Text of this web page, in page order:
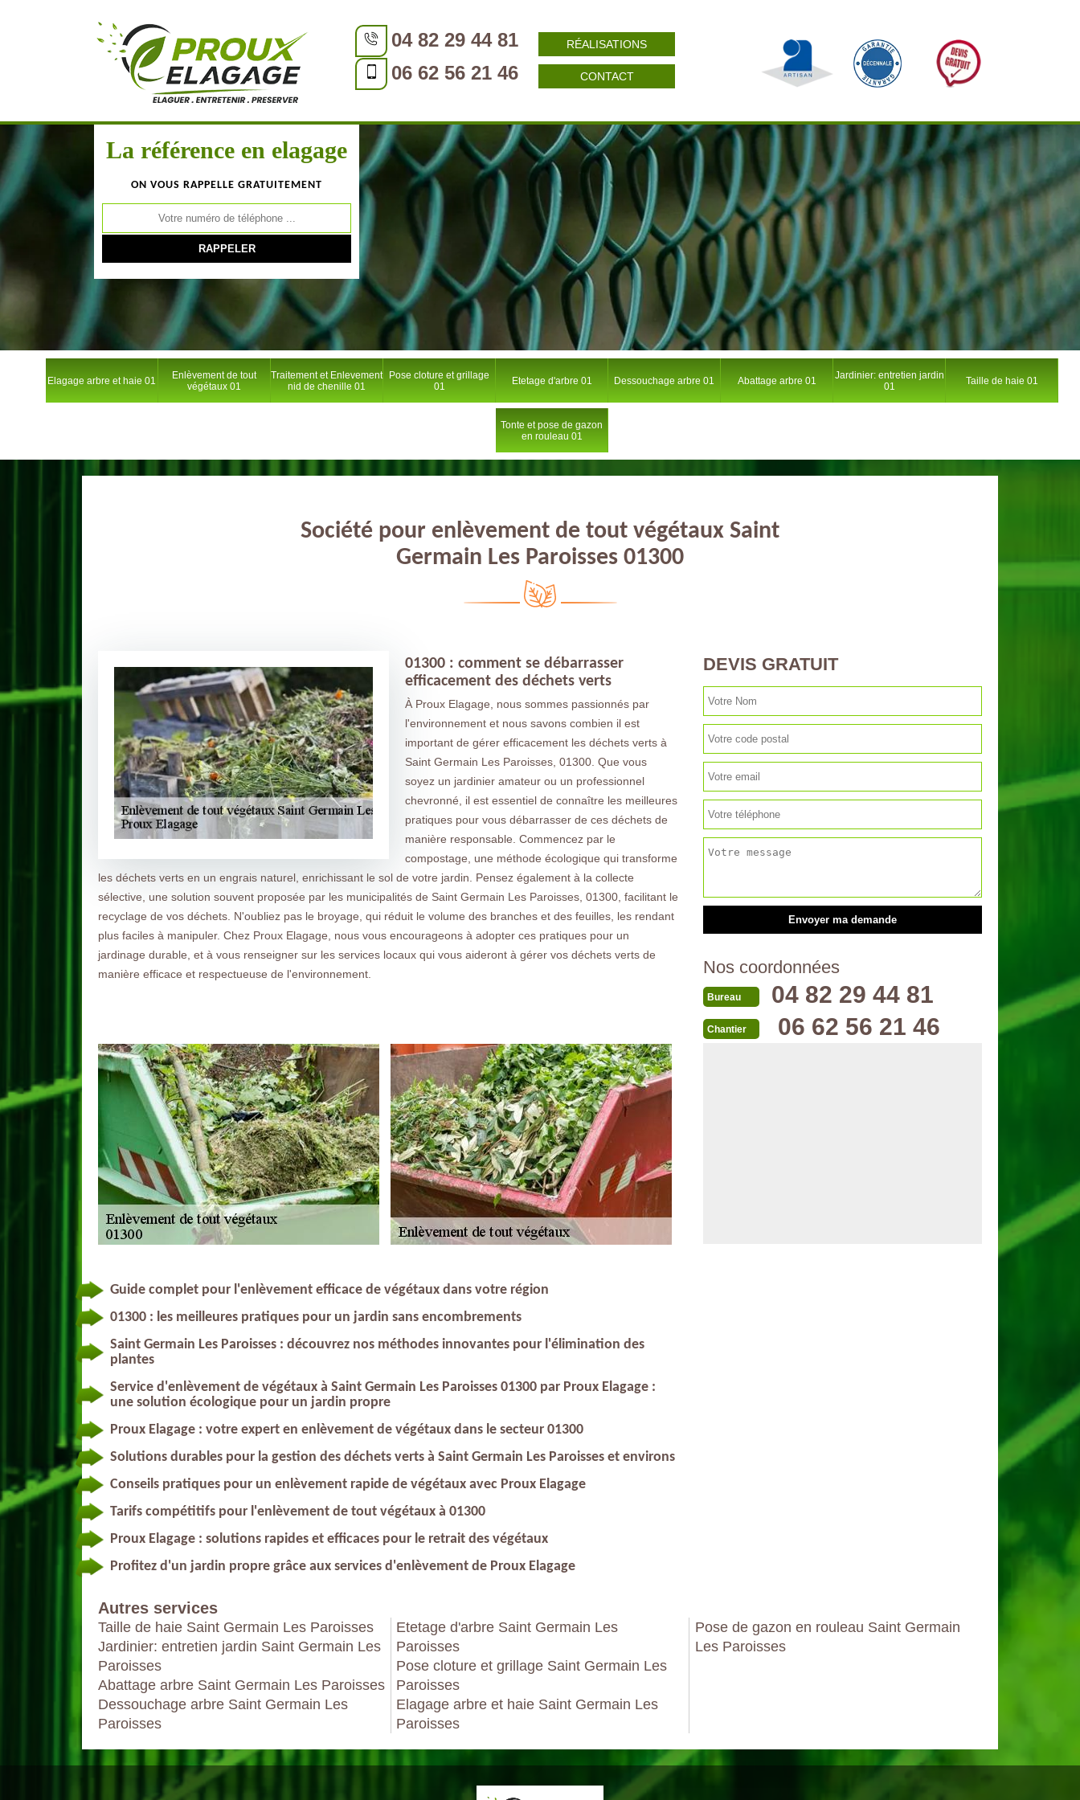
04 82 29 44 81
06 62 56 21 46
RÉALISATIONS
CONTACT
La référence en elagage
ON VOUS RAPPELLE GRATUITEMENT
Elagage arbre et haie 01
Enlèvement de tout
végétaux 01
Traitement et Enlevement
nid de chenille 01
Pose cloture et grillage
01
Etetage d'arbre 01 Dessouchage arbre 01 Abattage arbre 01
Jardinier: entretien jardin
01
Taille de haie 01
Tonte et pose de gazon
en rouleau 01
Société pour enlèvement de tout végétaux Saint
Germain Les Paroisses 01300
01300 : comment se débarrasser
efficacement des déchets verts
À Proux Elagage, nous sommes passionnés par
l'environnement et nous savons combien il est
important de gérer efficacement les déchets verts à
Saint Germain Les Paroisses, 01300. Que vous
soyez un jardinier amateur ou un professionnel
chevronné, il est essentiel de connaître les meilleures
pratiques pour vous débarrasser de ces déchets de
manière responsable. Commencez par le
compostage, une méthode écologique qui transforme
les déchets verts en un engrais naturel, enrichissant le sol de votre jardin. Pensez également à la collecte
sélective, une solution souvent proposée par les municipalités de Saint Germain Les Paroisses, 01300, facilitant le
recyclage de vos déchets. N'oubliez pas le broyage, qui réduit le volume des branches et des feuilles, les rendant
plus faciles à manipuler. Chez Proux Elagage, nous vous encourageons à adopter ces pratiques pour un
jardinage durable, et à vous renseigner sur les services locaux qui vous aideront à gérer vos déchets verts de
manière efficace et respectueuse de l'environnement.
Guide complet pour l'enlèvement efficace de végétaux dans votre région
01300 : les meilleures pratiques pour un jardin sans encombrements
Saint Germain Les Paroisses : découvrez nos méthodes innovantes pour l'élimination des
plantes
Service d'enlèvement de végétaux à Saint Germain Les Paroisses 01300 par Proux Elagage :
une solution écologique pour un jardin propre
Proux Elagage : votre expert en enlèvement de végétaux dans le secteur 01300
Solutions durables pour la gestion des déchets verts à Saint Germain Les Paroisses et environs
Conseils pratiques pour un enlèvement rapide de végétaux avec Proux Elagage
Tarifs compétitifs pour l'enlèvement de tout végétaux à 01300
Proux Elagage : solutions rapides et efficaces pour le retrait des végétaux
Profitez d'un jardin propre grâce aux services d'enlèvement de Proux Elagage
DEVIS GRATUIT
Nos coordonnées
Bureau 04 82 29 44 81
Chantier 06 62 56 21 46
Autres services
Taille de haie Saint Germain Les Paroisses
Jardinier: entretien jardin Saint Germain Les
Paroisses
Abattage arbre Saint Germain Les Paroisses
Dessouchage arbre Saint Germain Les
Paroisses
Etetage d'arbre Saint Germain Les
Paroisses
Pose cloture et grillage Saint Germain Les
Paroisses
Elagage arbre et haie Saint Germain Les
Paroisses
Pose de gazon en rouleau Saint Germain
Les Paroisses